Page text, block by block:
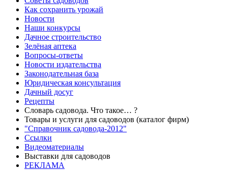
Как сохранить урожай
Новости
Наши конкурсы
Дачное строительство
Зелёная аптека
Вопросы-ответы
Новости издательства
Законодательная база
Юридическая консультация
Дачный досуг
Рецепты
Словарь садовода. Что такое… ?
Товары и услуги для садоводов (каталог фирм)
"Справочник садовода-2012"
Ссылки
Видеоматериалы
Выставки для садоводов
РЕКЛАМА